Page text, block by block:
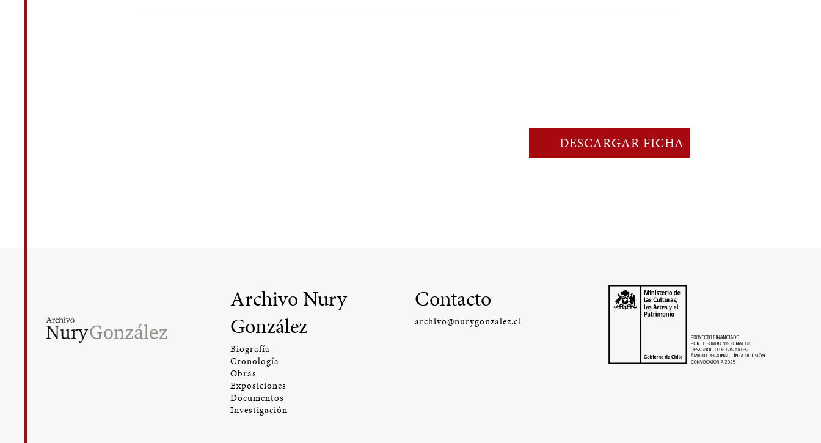
DESCARGAR FICHA
Archivo Nury
González
Biografía
Cronología
Obras
Exposiciones
Documentos
Investigación
Contacto
archivo@nurygonzalez.cl